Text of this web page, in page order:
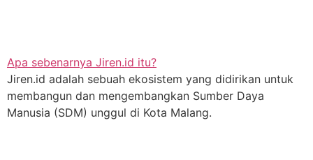
Apa sebenarnya Jiren.id itu?
Jiren.id adalah sebuah ekosistem yang didirikan untuk
membangun dan mengembangkan Sumber Daya
Manusia (SDM) unggul di Kota Malang.